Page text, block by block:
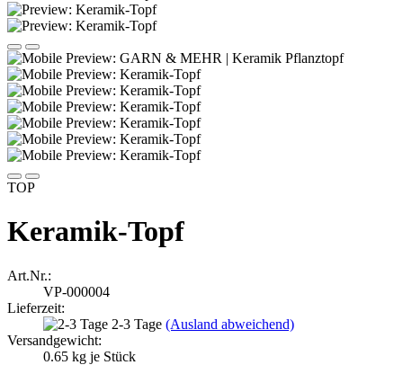
TOP
Keramik-Topf
Art.Nr.:
VP-000004
Lieferzeit:
2-3 Tage (Ausland abweichend)
Versandgewicht:
0.65 kg je Stück